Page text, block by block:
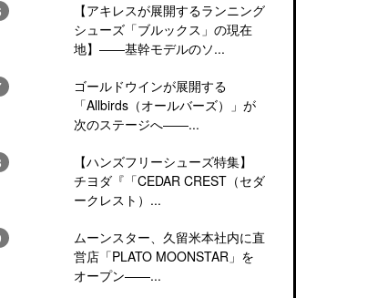
【アキレスが展開するランニング
シューズ「ブルックス」の現在
地】――基幹モデルのソ...
ゴールドウインが展開する
「Allbirds（オールバーズ）」が
次のステージへ――...
【ハンズフリーシューズ特集】
チヨダ『「CEDAR CREST（セダ
ークレスト）...
ムーンスター、久留米本社内に直
営店「PLATO MOONSTAR」を
オープン――...